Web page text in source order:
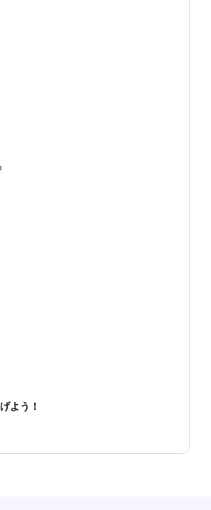
よう！